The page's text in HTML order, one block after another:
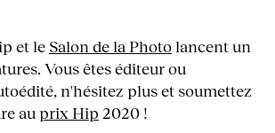
et le Salon de la Photolancent un
Vous êtes éditeur ou
n'hésitez plus et soumettez
auprix Hip 2020 !